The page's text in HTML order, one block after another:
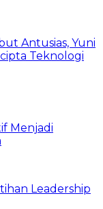
Antusias, Yuni
Teknologi
Menjadi
Leadership